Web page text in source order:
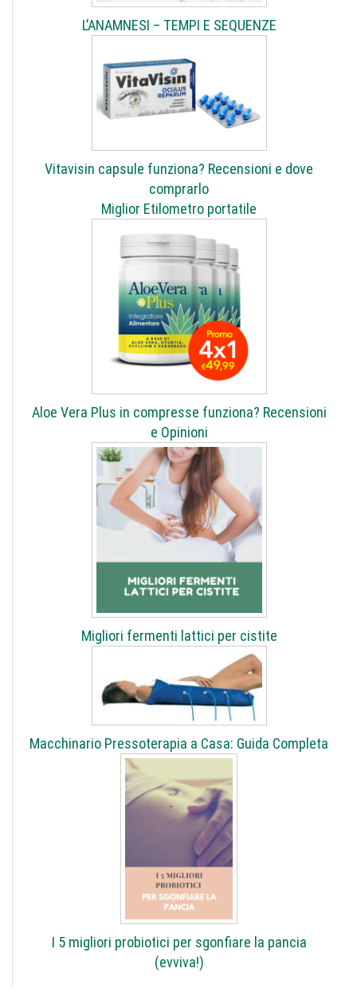
L’ANAMNESI – TEMPI E SEQUENZE
Vitavisin capsule funziona? Recensioni e dove
comprarlo
Miglior Etilometro portatile
Aloe Vera Plus in compresse funziona? Recensioni
e Opinioni
Migliori fermenti lattici per cistite
Macchinario Pressoterapia a Casa: Guida Completa
I 5 migliori probiotici per sgonfiare la pancia
(evviva!)